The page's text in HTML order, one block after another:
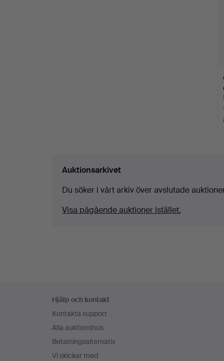
Auktionsarkivet
Du söker i vårt arkiv över avslutade
Visa pågående auktioner istället.
Hjälp och kontakt
Kontakta support
Alla auktionshus
Betalningsalternativ
Vi skickar med